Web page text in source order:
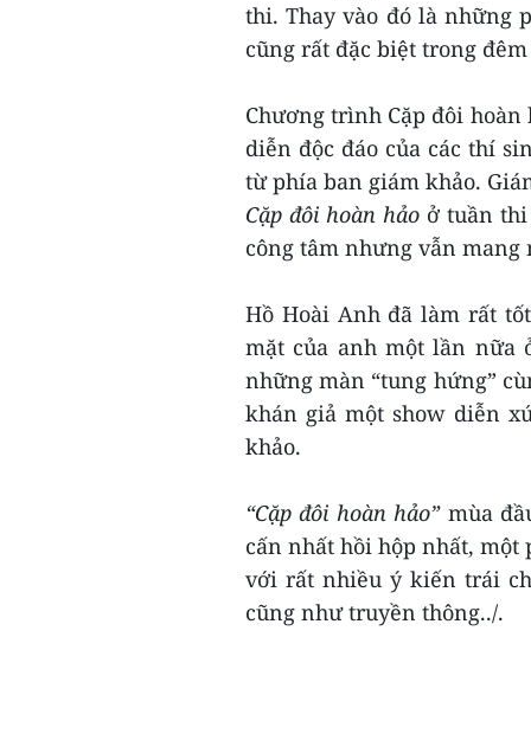
thi. Thay vào đó là những
cũng rất đặc biệt trong
Chương trình Cặp đôi
diễn độc đáo của các thí
từ phía ban giám khảo.
Cặp đôi hoàn hảo ở tuần
công tâm nhưng vẫn mang
Hồ Hoài Anh đã làm rất
mặt của anh một lần nữa
những màn “tung hứng”
khán giả một show diễn
khảo.
“Cặp đôi hoàn hảo”mùa
cấn nhất hồi hộp nhất,
với rất nhiều ý kiến trái
cũng như truyền thông../.